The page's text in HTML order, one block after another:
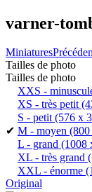
varner-
Miniatures
Tailles de photo
Tailles de photo
XXS -
XS - très petit
S - petit(576 x
✔ M - moyen
L - grand (1008
XL - très grand
XXL - énorme
Original